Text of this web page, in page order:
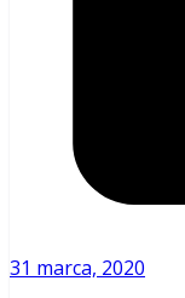
31 marca, 2020